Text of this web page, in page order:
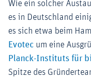
Wie ein solcher
es in Deutschland
es sich etwa beim
Evotec Externer-Link
um eine
Planck-Instituts für
Spitze des